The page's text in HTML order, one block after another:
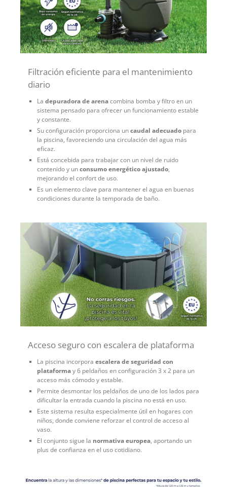
Filtración eficiente para el mantenimiento
diario
La depuradora de arenacombina bomba y filtro en un
sistema pensado para ofrecer un funcionamiento estable
y constante.
Su configuración proporciona uncaudal adecuado para
la piscina, favoreciendo una circulación del agua más
eficaz.
Está concebida para trabajar con un nivel de ruido
contenido y unconsumo energético ajustado,
mejorando el confort de uso.
Es un elemento clave para mantener el agua en buenas
condiciones durante la temporada de baño.
Acceso seguro con escalera de plataforma
La piscina incorpora escalera de seguridad con
plataformay 6 peldaños en configuración 3 x 2 para un
acceso más cómodo y estable.
Permite desmontar los peldaños de uno de los lados para
dificultar la entrada cuando la piscina no está en uso.
Este sistema resulta especialmente útil en hogares con
niños, donde conviene reforzar el control de acceso al
vaso.
El conjunto sigue la normativa europea, aportando un
plus de confianza en el uso cotidiano.